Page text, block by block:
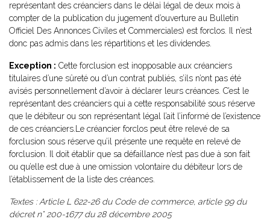
représentant des créanciers dans le délai légal de deux mois à
compter de la publication du jugement d’ouverture au Bulletin
Officiel Des Annonces Civiles et Commerciales) est forclos. Il n’est
donc pas admis dans les répartitions et les dividendes.
Exception : Cette forclusion est inopposable aux créanciers
titulaires d’une sûreté ou d’un contrat publiés, s’ils n’ont pas été
avisés personnellement d’avoir à déclarer leurs créances. C’est le
représentant des créanciers qui a cette responsabilité sous réserve
que le débiteur ou son représentant légal l’ait l’informé de l’existence
de ces créanciers.Le créancier forclos peut être relevé de sa
forclusion sous réserve qu’il présente une requête en relevé de
forclusion. Il doit établir que sa défaillance n’est pas due à son fait
ou qu’elle est due à une omission volontaire du débiteur lors de
l’établissement de la liste des créances.
Textes : Article L 622-26 du Code de commerce, article 99 du
décret n° 200-1677 du 28 décembre 2005